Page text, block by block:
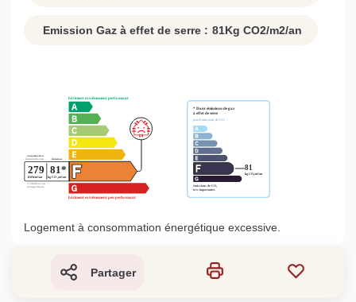
Emission Gaz à effet de serre : 81Kg CO2/m2/an
Logement à consommation énergétique excessive.
Partager